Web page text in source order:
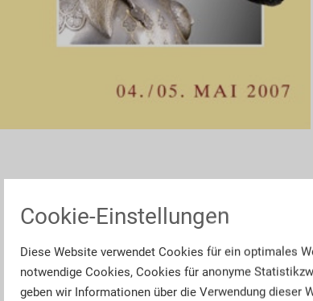
Cookie-Einstellungen
Diese Website verwendet Cookies für ein optimales
notwendige Cookies, Cookies für anonyme
geben wir Informationen über die Verwendung dieser